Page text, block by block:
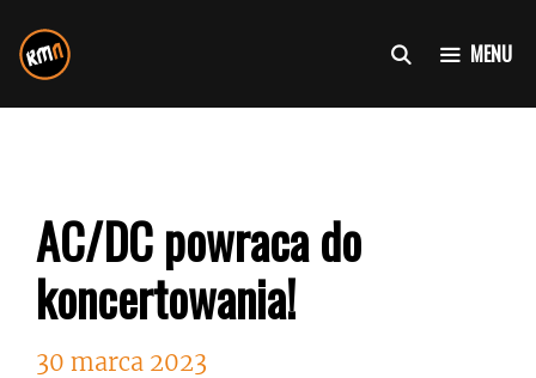
do
treści
MENU
AC/DC powraca do
koncertowania!
30 marca 2023